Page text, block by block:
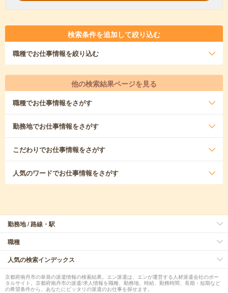
検索条件を追加して絞り込む
職種でお仕事情報を絞り込む
他の検索結果ページを見る
職種でお仕事情報をさがす
勤務地でお仕事情報をさがす
こだわりでお仕事情報をさがす
人気のワードでお仕事情報をさがす
勤務地 / 路線・駅
職種
人気の検索インデックス
京都府南丹市の単発の派遣情報の検索結果。エン派遣は、エンが運営する人材派遣会社のポー
タルサイト。京都府南丹市の派遣/求人情報を職種、勤務地、時給、勤務時間、長期・短期など
の希望条件から、あなたにピッタリの派遣のお仕事を探せます。